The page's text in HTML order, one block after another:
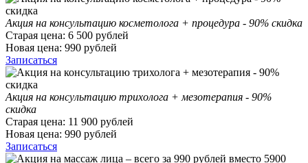
Акция на консультацию косметолога + процедура - 90% скидка
Старая цена: 6 500 рублей
Новая цена: 990 рублей
Записаться
Акция на консультацию трихолога + мезотерапия - 90%
скидка
Старая цена: 11 900 рублей
Новая цена: 990 рублей
Записаться